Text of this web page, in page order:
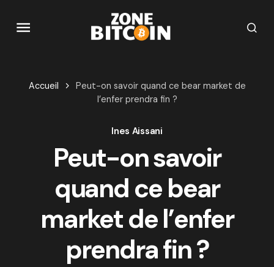
Accueil
Peut-on savoir quand ce bear market de
l’enfer prendra fin ?
Ines Aissani
Peut-on savoir
quand ce bear
market de l’enfer
prendra fin ?